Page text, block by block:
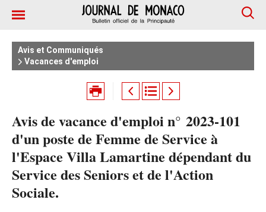
Avis et Communiqués
Vacances d'emploi
Avis de vacance d'emploi n° 2023-101
d'un poste de Femme de Service à
l'Espace Villa Lamartine dépendant du
Service des Seniors et de l'Action
Sociale.